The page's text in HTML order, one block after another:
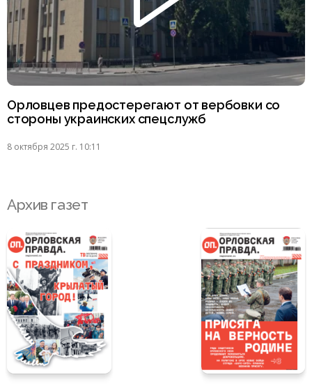
Орловцев предостерегают от вербовки со
стороны украинских спецслужб
8 октября 2025 г. 10:11
Архив газет